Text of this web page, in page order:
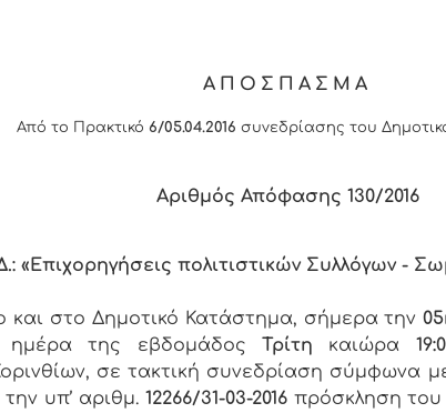
ΑΠΟΣΠΑΣΜΑ
Από το Πρακτικό 6/05.04.2016 συνεδρίασης του
Αριθμός Απόφασης 130/2016
«Επιχορηγήσεις πολιτιστικών Συλλόγων -
και στο Δημοτικό Κατάστημα, σήμερα την
ημέρα της εβδομάδοςΤρίτη καιώρα
σε τακτική συνεδρίαση σύμφωνα
υπ’ αριθμ. 12266/31-03-2016 πρόσκληση